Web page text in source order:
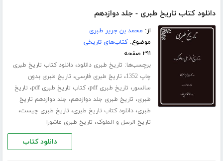
دانلود کتاب تاریخ طبری - جلد دوازدهم
از: محمد بن جریر طبری
موضوع:کتاب‌های تاریخی
۲۹۱ صفحه
برچسب‌ها: تاریخ طبری دانلود،دانلود کتاب تاریخ طبری
چاپ 1352
، تاریخ طبری فارسی، تاریخ طبری بدون
سانسور، تاریخ طبری pdf ،کتاب تاریخ طبری pdf ، تاریخ
طبری، تاریخ طبری جلد ‌دوازدهم، جلد دوازدهم تاریخ
طبری،دانلود کتاب تاریخ طبری، تاریخ طبری چیست،
تاریخ الرسل و الملوک، تاریخ طبری عاشورا
دانلود کتاب